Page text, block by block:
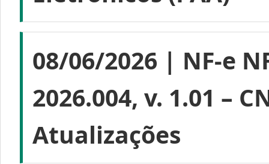
08/06/2026 | NF-e
2026.004, v. 1.01 –
Atualizações